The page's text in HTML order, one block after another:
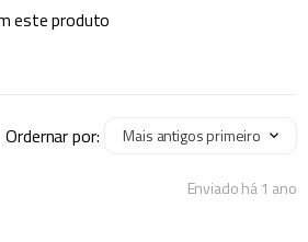
este produto
Ordernar por: Mais antigos primeiro
Enviado há1 ano